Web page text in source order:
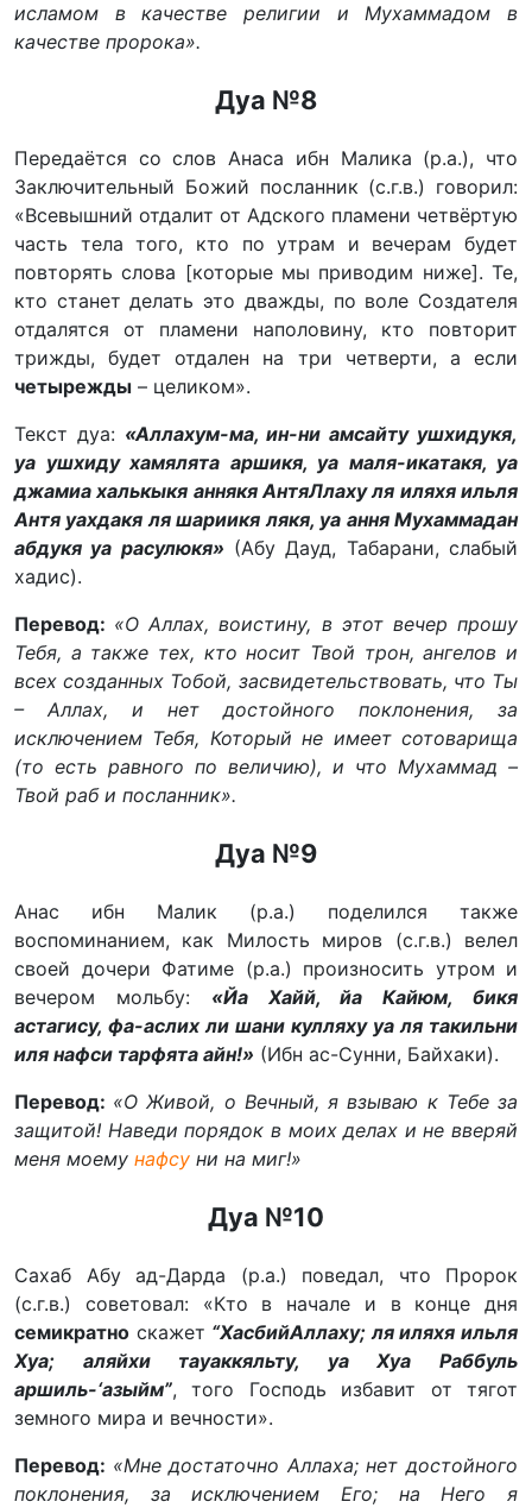
исламом в качестве религии и Мухаммадом в
качестве пророка».
Дуа №8
Передаётся со слов Анаса ибн Малика (р.а.), что
Заключительный Божий посланник (с.г.в.) говорил:
«Всевышний отдалит от Адского пламени четвёртую
часть тела того, кто по утрам и вечерам будет
повторять слова [которые мы приводим ниже]. Те,
кто станет делать это дважды, по воле Создателя
отдалятся от пламени наполовину, кто повторит
трижды, будет отдален на три четверти, а если
четырежды – целиком».
Текст дуа: «Аллахум-ма, ин-ни амсайту ушхидукя,
уа ушхиду хамялята аршикя, уа маля-икатакя, уа
джамиа халькыкя аннякя АнтяЛлаху ля иляхя ильля
Антя уахдакя ля шариикя лякя, уа ання Мухаммадан
абдукя уа расулюкя» (Абу Дауд, Табарани, слабый
хадис).
Перевод: «О Аллах, воистину, в этот вечер прошу
Тебя, а также тех, кто носит Твой трон, ангелов и
всех созданных Тобой, засвидетельствовать, что Ты
– Аллах, и нет достойного поклонения, за
исключением Тебя, Который не имеет сотоварища
(то есть равного по величию), и что Мухаммад –
Твой раб и посланник».
Дуа №9
Анас ибн Малик (р.а.) поделился также
воспоминанием, как Милость миров (с.г.в.) велел
своей дочери Фатиме (р.а.) произносить утром и
вечером мольбу: «Йа Хайй, йа Кайюм, бикя
астагису, фа-аслих ли шани кулляху уа ля такильни
иля нафси тарфята айн!» (Ибн ас-Сунни, Байхаки).
Перевод: «О Живой, о Вечный, я взываю к Тебе за
защитой! Наведи порядок в моих делах и не вверяй
меня моему нафсу ни на миг!»
Дуа №10
Сахаб Абу ад-Дарда (р.а.) поведал, что Пророк
(с.г.в.) советовал: «Кто в начале и в конце дня
семикратно скажет “ХасбийАллаху; ля иляхя ильля
Хуа; аляйхи тауаккяльту, уа Хуа Раббуль
аршиль-‘азыйм”, того Господь избавит от тягот
земного мира и вечности».
Перевод: «Мне достаточно Аллаха; нет достойного
поклонения, за исключением Его; на Него я